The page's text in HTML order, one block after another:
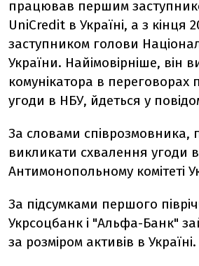
працював першим
UniCredit в Україні, а з кінця
заступником голови
України. Найімовірніше, він
комунікатора в переговорах
угоди в НБУ, йдеться у
За словами співрозмовника,
викликати схвалення угоди в
Антимонопольному комітеті
За підсумками першого
Укрсоцбанк і "Альфа-Банк"
за розміром активів в Україні.